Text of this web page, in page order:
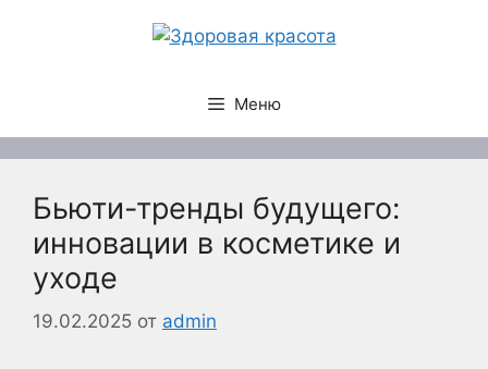
Меню
Бьюти-тренды будущего:
инновации в косметике и
уходе
19.02.2025 от admin